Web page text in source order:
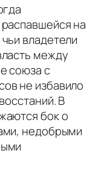
на
владетели
между
союза с
не избавило
В
бок о
недобрыми